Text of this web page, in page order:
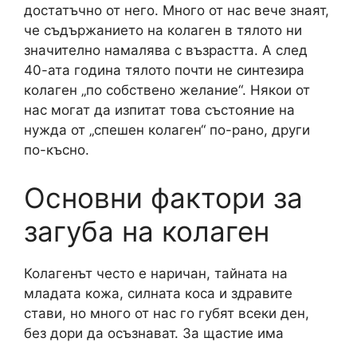
достатъчно от него. Много от нас вече знаят,
че съдържанието на колаген в тялото ни
значително намалява с възрастта. А след
40-ата година тялото почти не синтезира
колаген „по собствено желание“. Някои от
нас могат да изпитат това състояние на
нужда от „спешен колаген“ по-рано, други
по-късно.
Основни фактори за
загуба на колаген
Колагенът често е наричан, тайната на
младата кожа, силната коса и здравите
стави, но много от нас го губят всеки ден,
без дори да осъзнават. За щастие има